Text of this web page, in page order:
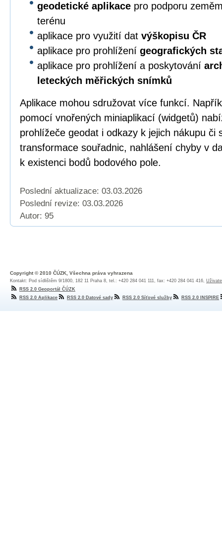
geodetické aplikace pro podporu
terénu
aplikace pro využití dat výškopisu ČR
aplikace pro prohlížení geografických
aplikace pro prohlížení a poskytování
leteckých měřických snímků
Aplikace mohou sdružovat více funkcí.
pomocí vnořených miniaplikací (widgetů)
prohlížeče geodat i odkazy k jejich nákupu či
transformace souřadnic, nahlášení chyby v
k existenci bodů bodového pole.
Poslední aktualizace: 03.03.2026
Poslední revize: 03.03.2026
Autor: 95
Copyright © 2010 ČÚZK, Všechna práva vyhrazena
Kontakt: Pod sídlištěm 9/1800, 182 11 Praha 8, tel.: +420 284 041 111, fax: +420 284 041 416,
RSS 2.0 Geoportál ČÚZK
RSS 2.0 Aplikace
RSS 2.0 Datové sady RSS 2.0 Síťové služby RSS 2.0 INSPIRE